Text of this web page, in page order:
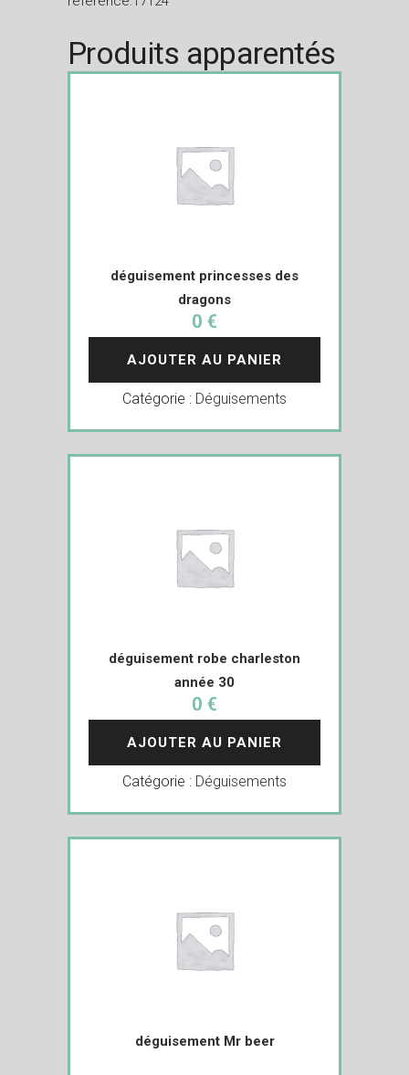
Produits apparentés
déguisement princesses des
dragons
0 €
AJOUTER AU PANIER
Catégorie : Déguisements
déguisement robe charleston
année 30
0 €
AJOUTER AU PANIER
Catégorie : Déguisements
déguisement Mr beer